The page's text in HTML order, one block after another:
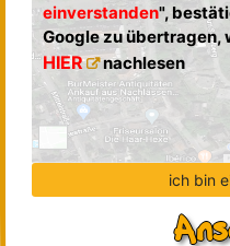
einverstanden",
Google zu übertragen,
HIER nachlesen
ich bin